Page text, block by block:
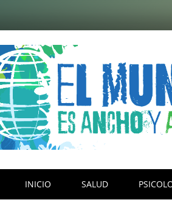
INICIO SALUD